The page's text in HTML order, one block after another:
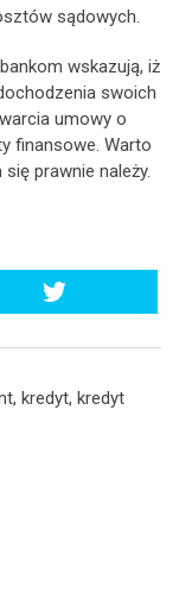
sądowych.
wskazują, iż
swoich
umowy o
finansowe. Warto
prawnie należy.
, kredyt, kredyt